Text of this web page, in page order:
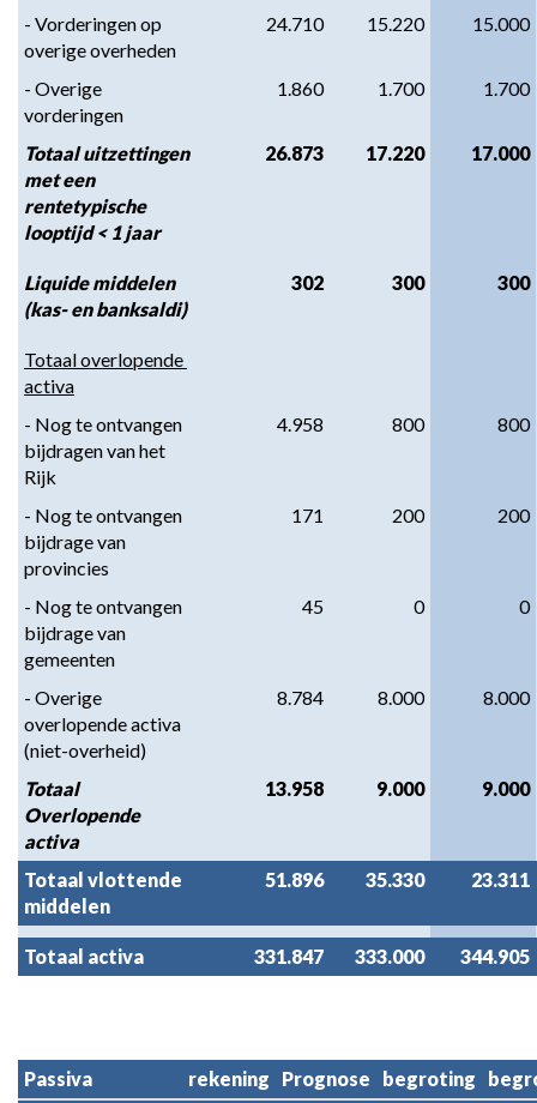
- Vorderingen op
overige overheden
24.710 15.220 15.000
- Overige
vorderingen
1.860 1.700 1.700
Totaal uitzettingen
met een
rentetypische
looptijd < 1 jaar
26.873 17.220 17.000
Liquide middelen
(kas- en banksaldi)
302 300 300
Totaal overlopende
activa
- Nog te ontvangen
bijdragen van het
Rijk
4.958 800 800
- Nog te ontvangen
bijdrage van
provincies
171 200 200
- Nog te ontvangen
bijdrage van
gemeenten
45 0 0
- Overige
overlopende activa
(niet-overheid)
8.784 8.000 8.000
Totaal
Overlopende
activa
13.958 9.000 9.000
Totaal vlottende
middelen
51.896 35.330 23.311
Totaal activa 331.847 333.000 344.905
Passiva rekening Prognose begroting